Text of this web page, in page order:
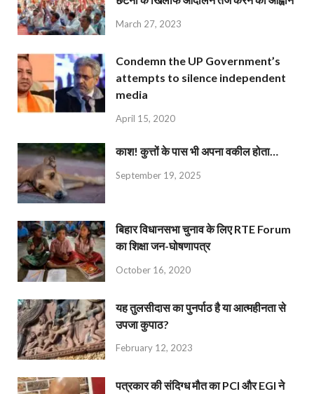
March 27, 2023
Condemn the UP Government’s
attempts to silence independent
media
April 15, 2020
काश! कुत्तों के पास भी अपना वकील होता…
September 19, 2025
बिहार विधानसभा चुनाव के लिए RTE Forum
का शिक्षा जन-घोषणापत्र
October 16, 2020
यह तुलसीदास का पुनर्पाठ है या आत्महीनता से
उपजा कुपाठ?
February 12, 2023
पत्रकार की संदिग्ध मौत का PCI और EGI ने